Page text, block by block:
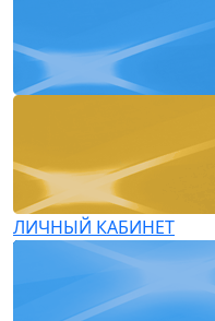
ЛИЧНЫЙ КАБИНЕТ